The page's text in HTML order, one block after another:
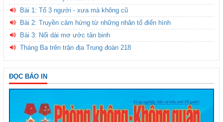
Bài 1: Tổ 3 người - xưa mà không cũ
Bài 2: Truyền cảm hứng từ những nhân tố điển hình
Bài 3: Nối dài mơ ước tân binh
Tháng Ba trên trận địa Trung đoàn 218
ĐỌC BÁO IN